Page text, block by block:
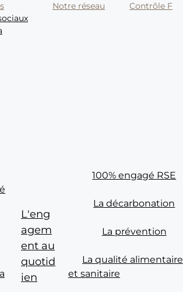
L'eng
agem
ent au
quotid
ien
100% engagé RSE
La décarbonation
La prévention
La qualité alimentaire
et sanitaire
Notre réseau Contrôle F